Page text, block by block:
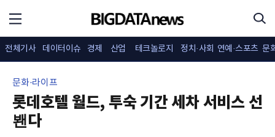
전체기사 데이터이슈 경제 산업 테크놀로지 정치·사회 연예·스포츠 문
문화·라이프
롯데호텔 월드, 투숙 기간 세차 서비스 선
봰다